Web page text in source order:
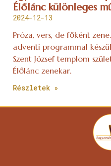
Élőlánc különleges
2024-12-13
Próza, vers, de főként
adventi programmal
Szent József templom
Élőlánc zenekar.
Részletek »